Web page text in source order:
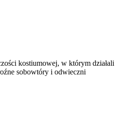
kostiumowej, w którym działali
sobowtóry i odwieczni